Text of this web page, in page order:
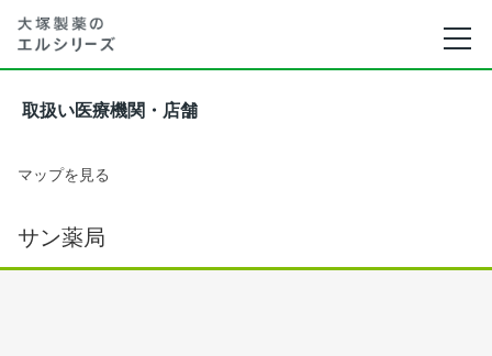
取扱い医療機関・店舗
マップを見る
サン薬局